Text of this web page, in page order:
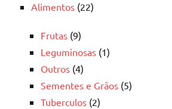
Alimentos (22)
Frutas (9)
Leguminosas (1)
Outros (4)
Sementes e Grãos (5)
Tuberculos (2)